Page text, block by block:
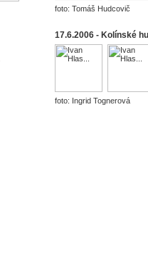
foto: Tomáš Hudcovič
17.6.2006 - Kolínské
foto: Ingrid Tognerová